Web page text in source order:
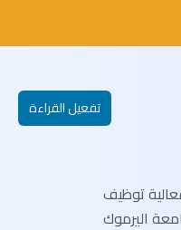
توظيف
اليرموك
تفعيل القراءة